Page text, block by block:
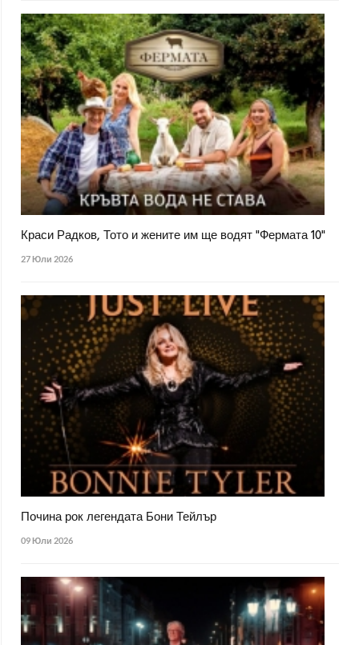
Краси Радков, Тото и жените им ще водят "Фермата 10"
27 Юли 2026
Почина рок легендата Бони Тейлър
09 Юли 2026